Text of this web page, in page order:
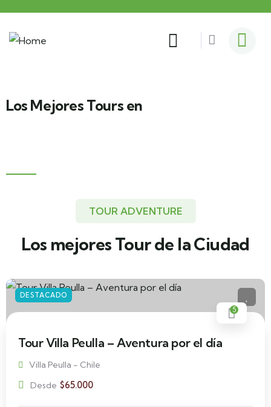
Los Mejores Tours en
TOUR ADVENTURE
Los mejores Tour de la Ciudad
DESTACADO
5
Tour Villa Peulla – Aventura por el día
Villa Peulla - Chile
Desde $65.000